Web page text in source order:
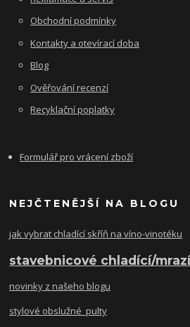
Obchodní podmínky
Kontakty a otevírací doba
Blog
Ověřování recenzí
Recyklační poplatky
Formulář pro vrácení zboží
NEJČTENĚJŠÍ NA BLOGU
jak vybrat chladící skříň na víno-vinotéku
stavebnicové chladící/
novinky z našeho blogu
stylové obslužné pulty